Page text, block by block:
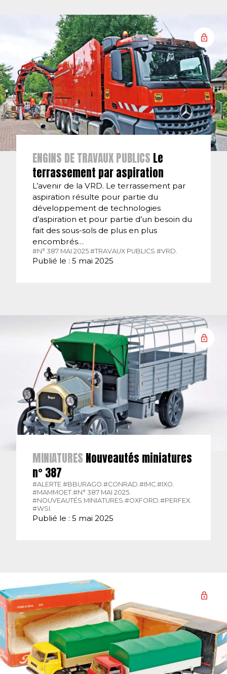
ENGINS DE TRAVAUX PUBLICS Le
terrassement par aspiration
L’avenir de la VRD. Le terrassement par
aspiration résulte pour partie du
développement de technologies
d’aspiration et pour partie d’un besoin du
fait des sous-sols de plus en plus
encombrés…
#N° 387 MAI 2025. #TRAVAUX PUBLICS. #VRD.
Publié le : 5 mai 2025
MINIATURES Nouveautés miniatures
n° 387
#ALERTE.#BBURAGO.#CONRAD.#IMC.#IXO.
#MAMMOET.#N° 387 MAI 2025.
#NOUVEAUTÉS MINIATURES.#OXFORD.#PERFEX.
#WSI.
Publié le : 5 mai 2025